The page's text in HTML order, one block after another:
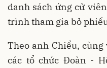
danh sách ứng cử
trình tham gia bỏ
Theo anh Chiểu,
các tổ chức Đoàn -